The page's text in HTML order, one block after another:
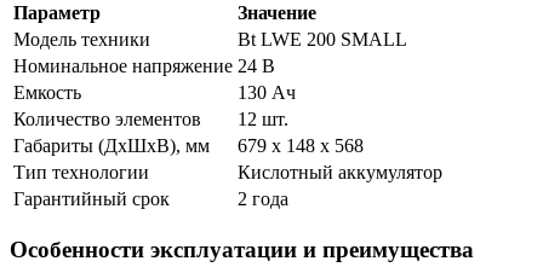
Параметр
Значение
Модель техники
Bt LWE 200 SMALL
Номинальное напряжение 24 В
Емкость
130 Ач
Количество элементов
12 шт.
Габариты (ДхШхВ), мм
679 x 148 x 568
Тип технологии
Кислотный аккумулятор
Гарантийный срок
2 года
Особенности эксплуатации и преимущества